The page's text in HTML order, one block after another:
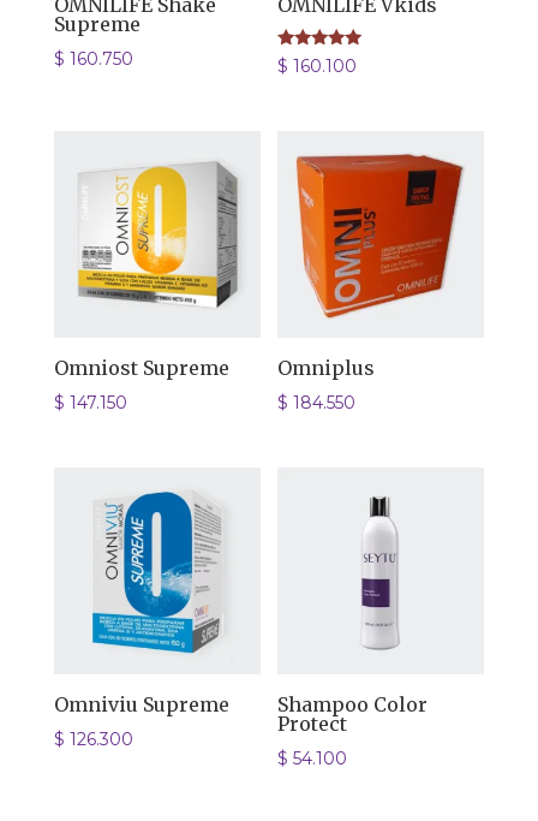
Supreme
$ 160.750
Valorado
con
$ 160.100
Omniost Supreme
$ 147.150
Omniplus
$ 184.550
Omniviu Supreme
$ 126.300
Shampoo Color
Protect
$ 54.100